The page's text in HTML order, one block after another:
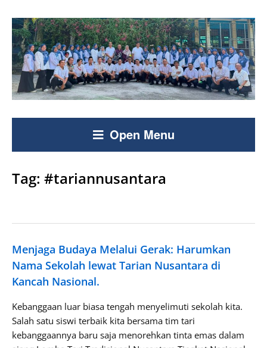
Open Menu
Tag: #tariannusantara
Menjaga Budaya Melalui Gerak: Harumkan
Nama Sekolah lewat Tarian Nusantara di
Kancah Nasional.
Kebanggaan luar biasa tengah menyelimuti sekolah kita.
Salah satu siswi terbaik kita bersama tim tari
kebanggaannya baru saja menorehkan tinta emas dalam